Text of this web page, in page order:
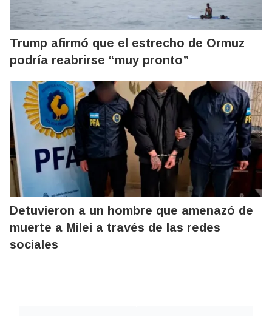
Trump afirmó que el estrecho de Ormuz
podría reabrirse “muy pronto”
Detuvieron a un hombre que amenazó de
muerte a Milei a través de las redes
sociales